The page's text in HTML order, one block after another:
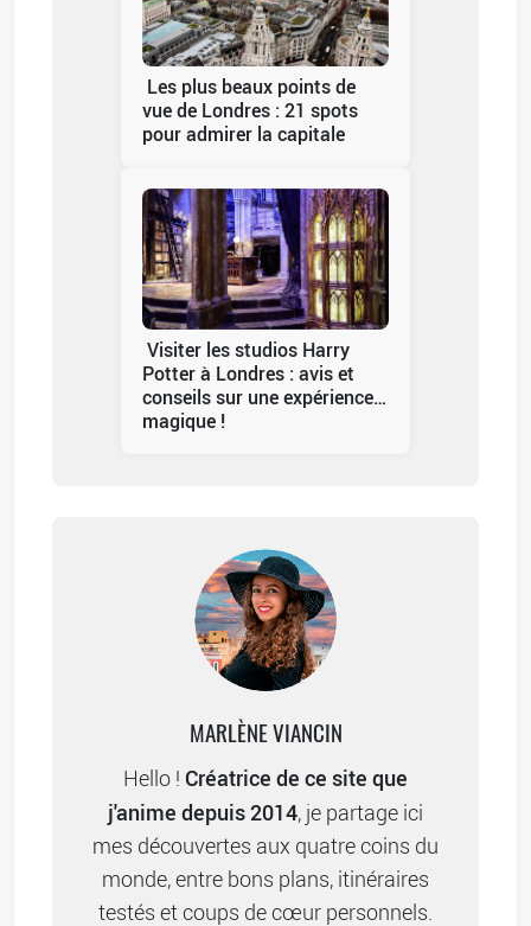
Les plus beaux points de
vue de Londres : 21 spots
pour admirer la capitale
Visiter les studios Harry
Potter à Londres : avis et
conseils sur une expérience…
magique !
MARLÈNE VIANCIN
Hello ! Créatrice de ce site que
j'anime depuis 2014, je partage ici
mes découvertes aux quatre coins du
monde, entre bons plans, itinéraires
testés et coups de cœur personnels.